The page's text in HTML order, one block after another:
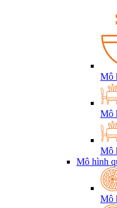
Mô
Mô
Mô
Mô hình
Mô